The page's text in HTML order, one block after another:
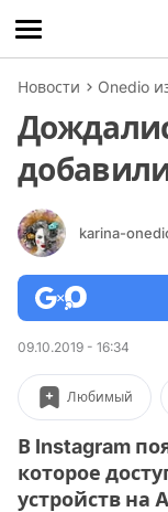
Новости Onedio
karina-
09.10.2019 - 16:34
Любимый
В Instagram
которое
устройств на